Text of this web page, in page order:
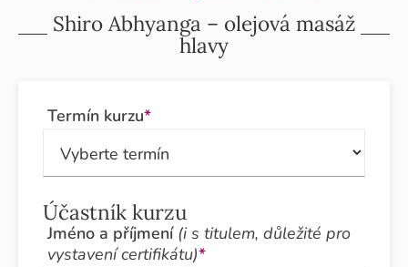
Shiro Abhyanga – olejová masáž
hlavy
Termín kurzu*
Účastník kurzu
Jméno a příjmení (i s titulem, důležité pro
vystavení certifikátu)*